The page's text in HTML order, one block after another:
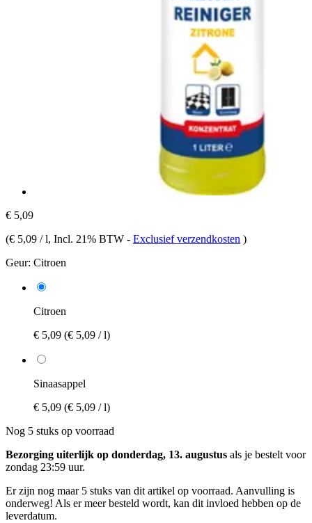
€ 5,09
(€ 5,09 / l, Incl. 21% BTW - Exclusief verzendkosten )
Geur: Citroen
Citroen
€ 5,09 (€ 5,09 / l)
Sinaasappel
€ 5,09 (€ 5,09 / l)
Nog 5 stuks op voorraad
Bezorging uiterlijk op donderdag, 13. augustus als je bestelt voor
zondag 23:59 uur.
Er zijn nog maar 5 stuks van dit artikel op voorraad. Aanvulling is
onderweg! Als er meer besteld wordt, kan dit invloed hebben op de
leverdatum.